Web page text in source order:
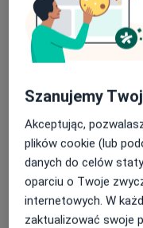
+20
Pacjenci których
Dzieci (Tylko pod
Rodzaje konsultacji
Stacjonarne
Zdjęcia i filmy
Szanujemy
Akceptując,
plików cookie (lub
danych do celów
oparciu o Twoje
internetowych. W
zaktualizować swoje